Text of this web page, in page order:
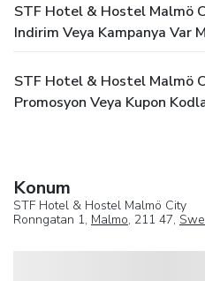
STF Hotel & Hostel Malmö
Indirim Veya Kampanya Var
STF Hotel & Hostel Malmö
Promosyon Veya Kupon
Konum
STF Hotel & Hostel Malmö City
Ronngatan 1, Malmo, 211 47,